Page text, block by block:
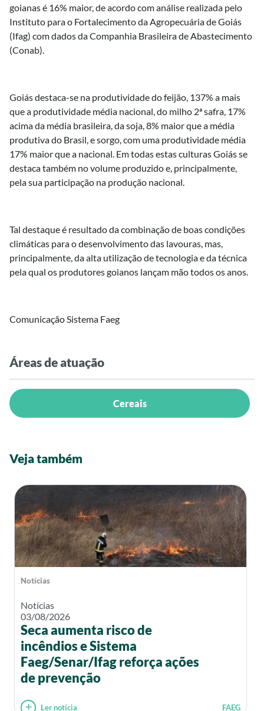
goianas é 16% maior, de acordo com análise realizada pelo
Instituto para o Fortalecimento da Agropecuária de Goiás
(Ifag) com dados da Companhia Brasileira de Abastecimento
(Conab).
Goiás destaca-se na produtividade do feijão, 137% a mais
que a produtividade média nacional, do milho 2ª safra, 17%
acima da média brasileira, da soja, 8% maior que a média
produtiva do Brasil, e sorgo, com uma produtividade média
17% maior que a nacional. Em todas estas culturas Goiás se
destaca também no volume produzido e, principalmente,
pela sua participação na produção nacional.
Tal destaque é resultado da combinação de boas condições
climáticas para o desenvolvimento das lavouras, mas,
principalmente, da alta utilização de tecnologia e da técnica
pela qual os produtores goianos lançam mão todos os anos.
Comunicação Sistema Faeg
Áreas de atuação
Cereais
Veja também
Notícias
Notícias
03/08/2026
Seca aumenta risco de
incêndios e Sistema
Faeg/Senar/Ifag reforça ações
de prevenção
Ler notícia FAEG